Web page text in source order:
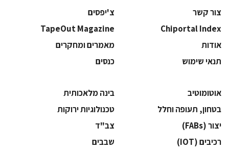
צור קשר
צ'יפסים
Chiportal Index
TapeOut Magazine
אודות
מאמרים ומחקרים
תנאי שימוש
כנסים
אוטומוטיב
בינה מלאכותית
בטחון, תעופה וחלל
‫טכנולוגיות ירוקות‬
‫יצור (‪(FABs‬‬
‫צב"ד‬
‫רכיבים‬ (IOT)
‫שבבים‬